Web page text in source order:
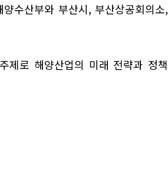
수산부와 부산시, 부산상공회의소,
제로 해양산업의 미래 전략과 정책